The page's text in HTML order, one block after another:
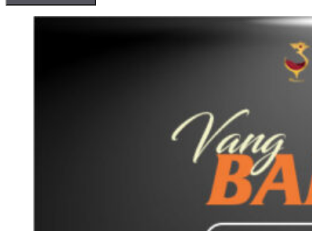
Terroir tại Saint-Julien có gì đặc biệt?